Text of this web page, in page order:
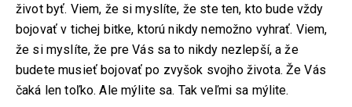
život byť. Viem, že si myslíte, že ste ten, kto bude vždy
bojovať v tichej bitke, ktorú nikdy nemožno vyhrať. Viem,
že si myslíte, že pre Vás sa to nikdy nezlepší, a že
budete musieť bojovať po zvyšok svojho života. Že Vás
čaká len toľko. Ale mýlite sa. Tak veľmi sa mýlite.